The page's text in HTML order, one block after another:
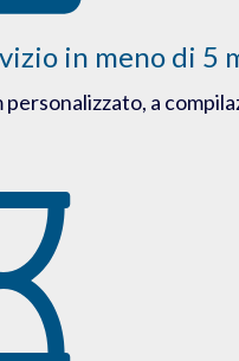
in meno di 5
a